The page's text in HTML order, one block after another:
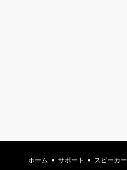
ホーム サポート スピーカー